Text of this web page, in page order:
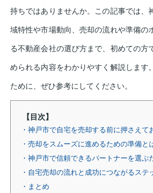
持ちではありませんか。この記事では、
域特性や市場動向、売却の流れや準備の
る不動産会社の選び方まで、初めての方
められる内容をわかりやすく解説します
ために、ぜひ参考にしてください。
【目次】
・神戸市で自宅を売却する前に押さえて
・売却をスムーズに進めるための準備と
・神戸市で信頼できるパートナーを選ぶ
・自宅売却の流れと成功につながるステ
・まとめ